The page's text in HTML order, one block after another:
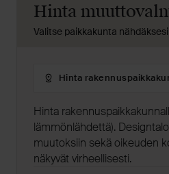
Hinta
Valitse paikkakunta
Hinta
rakennuspaikkakunnallesi
Hinta
lämmönlähdettä).
muutoksiin sekä oikeuden
näkyvät virheellisesti.